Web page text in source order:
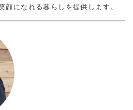
顔になれる暮らしを提供します。